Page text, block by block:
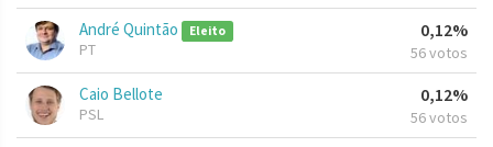
André Quintão Eleito
PT
0,12%
56 votos
Caio Bellote
PSL
0,12%
56 votos